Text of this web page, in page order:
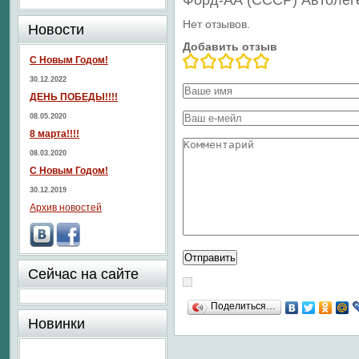
Нет отзывов.
Добавить отзыв
Поделиться…
Новости
С Новым Годом!
30.12.2022
ДЕНЬ ПОБЕДЫ!!!!
08.05.2020
8 марта!!!!
08.03.2020
С Новым Годом!
30.12.2019
Архив новостей
Сейчас на сайте
Новинки